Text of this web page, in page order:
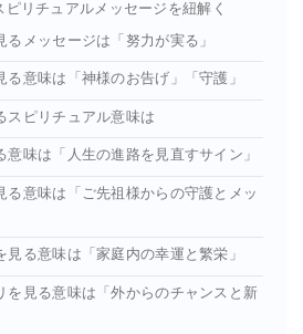
リチュアルメッセージを紐解く
メッセージは「努力が実る」
意味は「神様のお告げ」「守護」
スピリチュアル意味は
意味は「人生の進路を見直すサイン」
る意味は「ご先祖様からの守護とメッ
る意味は「家庭内の幸運と繁栄」
を見る意味は「外からのチャンスと新